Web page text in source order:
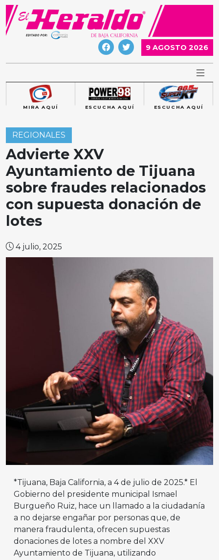
Skip
content
9 AGOSTO 2026
MIRA AQUÍ ESCUCHA AQUÍ ESCUCHA AQUÍ
REGIONALES
Advierte XXV
Ayuntamiento de Tijuana
sobre fraudes relacionados
con supuesta donación de
lotes
4 julio, 2025
*Tijuana, Baja California, a 4 de julio de 2025.* El
Gobierno del presidente municipal Ismael
Burgueño Ruiz, hace un llamado a la ciudadanía
a no dejarse engañar por personas que, de
manera fraudulenta, ofrecen supuestas
donaciones de lotes a nombre del XXV
Ayuntamiento de Tijuana, utilizando